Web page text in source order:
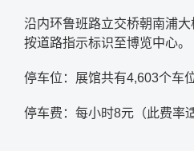
沿内环鲁班路立交桥朝南浦
按道路指示标识至博览中心。
停车位：展馆共有4,603个车
停车费：每小时8元（此费率